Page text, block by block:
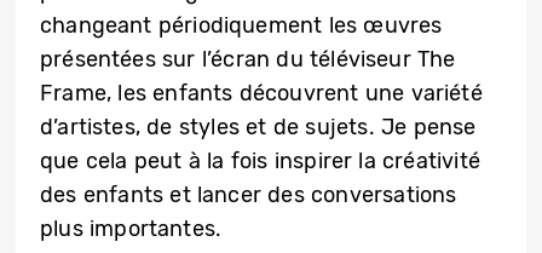
changeant périodiquement les œuvres
présentées sur l’écran du téléviseur The
Frame, les enfants découvrent une variété
d’artistes, de styles et de sujets. Je pense
que cela peut à la fois inspirer la créativité
des enfants et lancer des conversations
plus importantes.